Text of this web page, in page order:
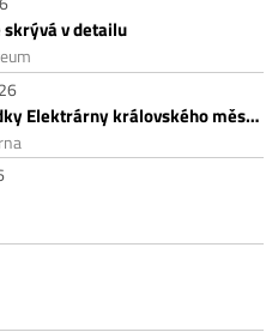
skrývá v detailu
Komentované prohlídky Elektrárny královského města Písku